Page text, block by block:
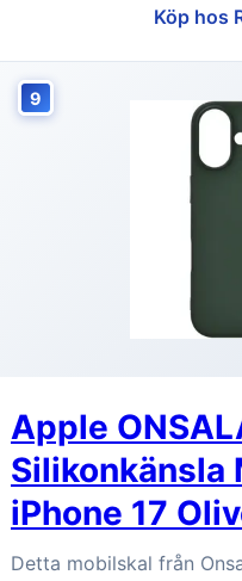
Köp hos
9
Apple
Silikonkänsla
iPhone 17
Detta mobilskal från